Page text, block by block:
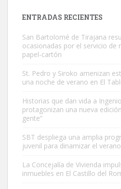
Este gato macho ha aparecido en la
es muy manso y extremadamente
Leales.org » Gran Canaria
ENTRADAS RECIENTES
San Bartolomé de Tirajana
ocasionadas por el servicio de
papel-cartón
St. Pedro y Siroko amenizan
una noche de verano en El
Historias que dan vida a
protagonizan una nueva
gente”
SBT despliega una amplia
juvenil para dinamizar el verano
La Concejalía de Vivienda
inmuebles en El Castillo del